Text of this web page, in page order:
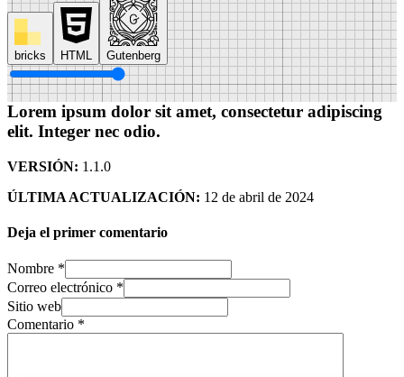
bricks HTML Gutenberg
Lorem ipsum dolor sit amet, consectetur adipiscing
elit. Integer nec odio.
VERSIÓN: 1.1.0
ÚLTIMA ACTUALIZACIÓN: 12 de abril de 2024
Deja el primer comentario
Nombre *
Correo electrónico *
Sitio web
Comentario *